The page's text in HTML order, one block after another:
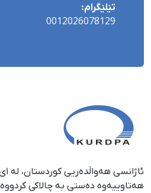
تێلێگرام:
0012026078129
هەتاوییەوە دەستی بە چالاکی